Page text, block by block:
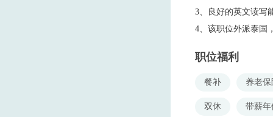
3、良好的英文读写
4、该职位外派泰国
职位福利
餐补 养老保
双休 带薪年